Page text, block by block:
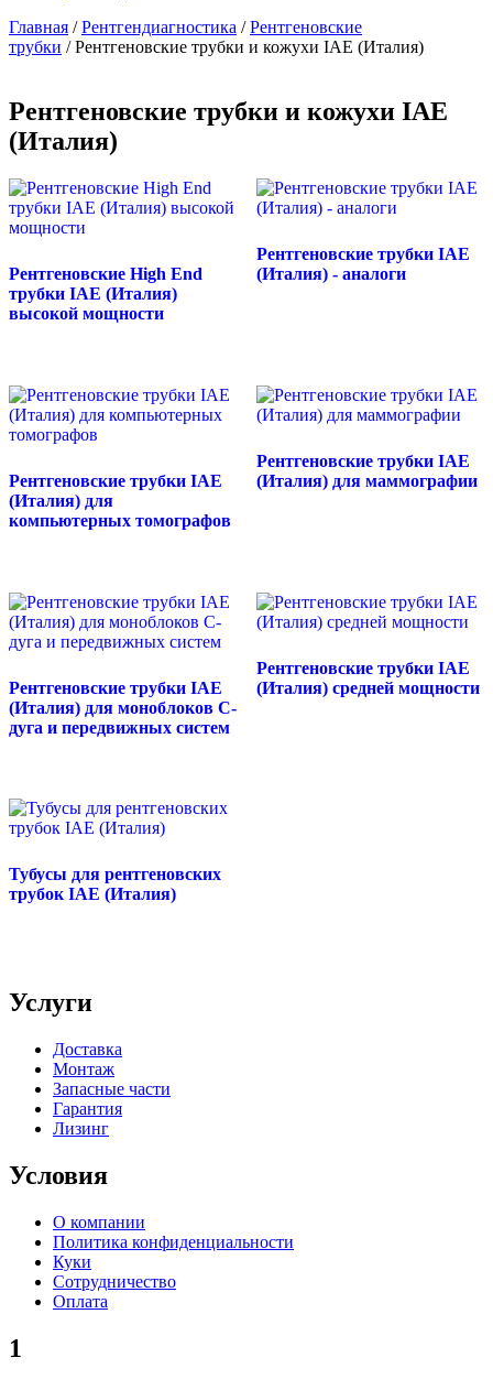
Главная /Рентгендиагностика /Рентгеновские
трубки / Рентгеновские трубки и кожухи IAE (Италия)
Рентгеновские трубки и кожухи IAE
(Италия)
Рентгеновские High End
трубки IAE (Италия)
высокой мощности
Рентгеновские трубки IAE
(Италия) - аналоги
Рентгеновские трубки IAE
(Италия) для
компьютерных томографов
Рентгеновские трубки IAE
(Италия) для маммографии
Рентгеновские трубки IAE
(Италия) для моноблоков С-
дуга и передвижных систем
Рентгеновские трубки IAE
(Италия) средней мощности
Тубусы для рентгеновских
трубок IAE (Италия)
Услуги
Доставка
Монтаж
Запасные части
Гарантия
Лизинг
Условия
О компании
Политика конфиденциальности
Куки
Сотрудничество
Оплата
1